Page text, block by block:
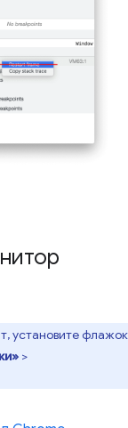
установите флажок
>